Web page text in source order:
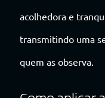
acolhedora e
transmitindo uma
quem as observa.